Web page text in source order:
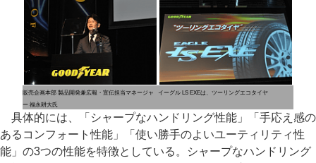
販売企画本部 製品開発兼広報・宣伝担当マネージャ
ー 福永耕大氏
イーグル LS EXEは、ツーリングエコタイヤ
具体的には、「シャープなハンドリング性能」「手応え感の
あるコンフォート性能」「使い勝手のよいユーティリティ性
能」の3つの性能を特徴としている。シャープなハンドリング